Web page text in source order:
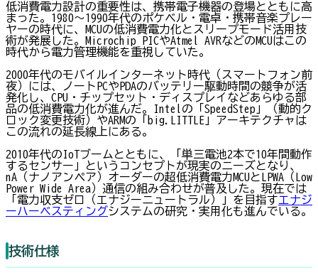
低消費電力設計の重要性は、携帯電子機器の登場とともに高
まった。1980〜1990年代のポケベル・電卓・携帯音楽プレー
ヤーの時代に、MCUの低消費電力化とスリープモード活用技
術が発展した。Microchip PICやAtmel AVRなどのMCUはこの
時代から電力管理機能を重視していた。
2000年代のモバイルインターネット時代（スマートフォン前
夜）には、ノートPCやPDAのバッテリー駆動時間の競争が活
発化し、CPU・チップセット・ディスプレイなどあらゆる部
品の低消費電力化が進んだ。Intelの「SpeedStep」（動的ク
ロック変更技術）やARMの「big.LITTLE」アーキテクチャは
この流れの延長線上にある。
2010年代のIoTブームとともに、「単三電池2本で10年間動作
するセンサー」というコンセプトが現実のニーズとなり、
nA（ナノアンペア）オーダーの超低消費電力MCUとLPWA（Low
Power Wide Area）通信の組み合わせが普及した。現在では
「電力収支ゼロ（エナジーニュートラル）」を目指すエナジ
ーハーベスティングシステムの研究・実用化も進んでいる。
技術仕様